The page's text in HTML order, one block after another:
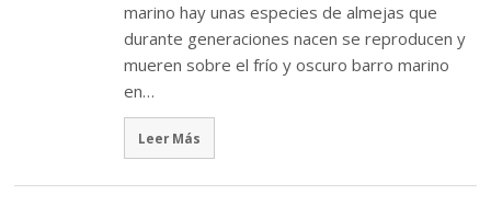
marino hay unas especies de almejas que
durante generaciones nacen se reproducen y
mueren sobre el frío y oscuro barro marino
en…
Leer Más